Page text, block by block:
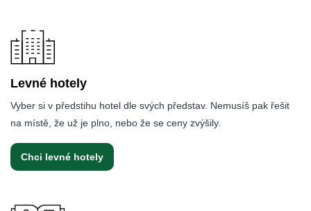
Levné hotely
Vyber si v předstihu hotel dle svých představ. Nemusíš pak řešit
na místě, že už je plno, nebo že se ceny zvýšily.
Chci levné hotely